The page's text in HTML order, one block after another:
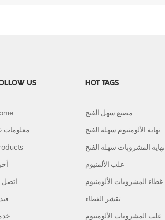
US
معلومات
اتصل
HOT TAGS
مصنع سهل الفتح
نهاية الألومنيوم سهلة الفتح
نهاية المشروبات سهلة الفتح
علب الألمنيوم
غطاء المشروبات الألومنيوم
تقشر الغطاء
علب المشروبات الألومنيوم